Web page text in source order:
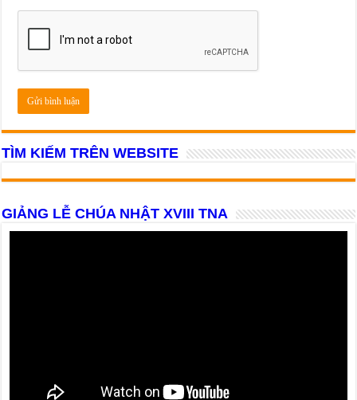
TÌM KIẾM TRÊN WEBSITE
GIẢNG LỄ CHÚA NHẬT XVIII TNA